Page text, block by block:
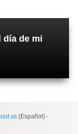
día de mi
us (Español) -